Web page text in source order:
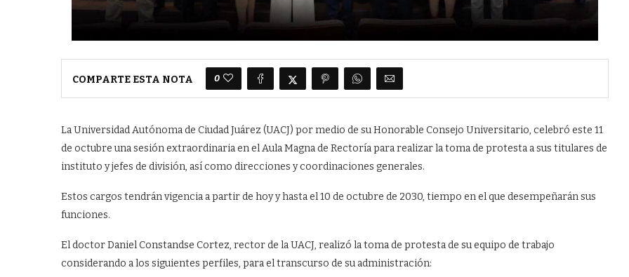
COMPARTE ESTA NOTA 0
La Universidad Autónoma de Ciudad Juárez (UACJ) por medio de su Honorable Consejo Universitario, celebró este 11
de octubre una sesión extraordinaria en el Aula Magna de Rectoría para realizar la toma de protesta a sus titulares de
instituto y jefes de división, así como direcciones y coordinaciones generales.
Estos cargos tendrán vigencia a partir de hoy y hasta el 10 de octubre de 2030, tiempo en el que desempeñarán sus
funciones.
El doctor Daniel Constandse Cortez, rector de la UACJ, realizó la toma de protesta de su equipo de trabajo
considerando a los siguientes perfiles, para el transcurso de su administración: